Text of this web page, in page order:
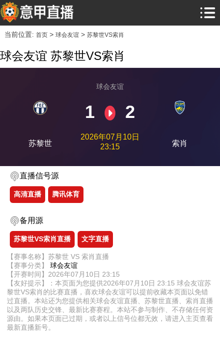
当前位置: 首页> 球会友谊> 苏黎世VS索肖
球会友谊 苏黎世VS索肖
苏黎世
球会友谊
1 2
2026年07月10日
23:15
索肖
直播信号源
高清直播 腾讯体育
备用源
苏黎世VS索肖直播 文字直播
【赛事名称】苏黎世 VS 索肖直播
【赛事分类】 球会友谊
【开赛时间】2026年07月10日 23:15
【友好提示】：本页面为您提供2026年07月10日 23:15 球会友谊苏
黎世VS索肖的比赛直播，喜欢球会友谊可以提前收藏本页面以免错
过直播。本站还为您提供相关球会友谊直播、苏黎世直播、索肖直播
以及两队历史交锋、最新比赛赛程。本站不参与制作、不存储任何资
源由。如果本页面已过期，或者以上信号位都无效，请进入主页查看
最新直播新号。